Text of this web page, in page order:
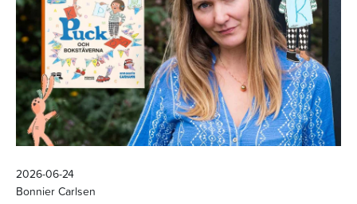
2026-06-24
Bonnier Carlsen